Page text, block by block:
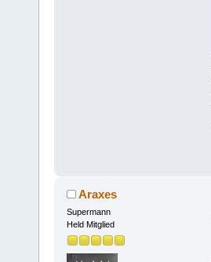
Araxes
Supermann
Held Mitglied